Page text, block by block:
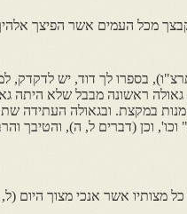
מכל העמים אשר הפיצך
בספרו לך דוד, יש לדקדק,
גאולה ראשונה מבבל שלא היתה
במקצת. ובגאולה העתידה
וכן (דברים ל, ה), והטיבך
מצותיו אשר אנכי מצוך היום